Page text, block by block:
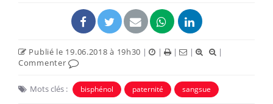
Publié le 19.06.2018 à 19h30 | | | |
|
Commenter
Mots clés : bisphénol paternité sangsue